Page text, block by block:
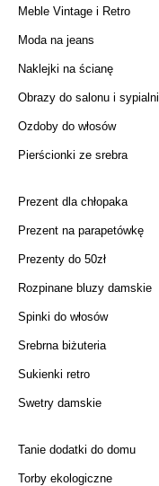
Meble Vintage i Retro
Moda na jeans
Naklejki na ścianę
Obrazy do salonu i sypialni
Ozdoby do włosów
Pierścionki ze srebra
Prezent dla chłopaka
Prezent na parapetówkę
Prezenty do 50zł
Rozpinane bluzy damskie
Spinki do włosów
Srebrna biżuteria
Sukienki retro
Swetry damskie
Tanie dodatki do domu
Torby ekologiczne